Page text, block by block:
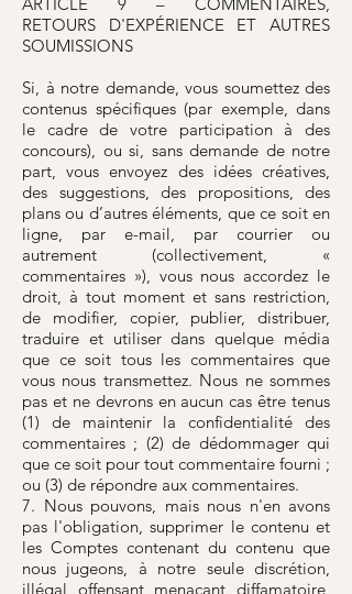
RETOURS D'EXPÉRIENCE ET AUTRES
SOUMISSIONS
Si, à notre demande, vous soumettez des
contenus spécifiques (par exemple, dans
le cadre de votre participation à des
concours), ou si, sans demande de notre
part, vous envoyez des idées créatives,
des suggestions, des propositions, des
plans ou d’autres éléments, que ce soit en
ligne, par e-mail, par courrier ou
autrement (collectivement, «
commentaires »), vous nous accordez le
droit, à tout moment et sans restriction,
de modifier, copier, publier, distribuer,
traduire et utiliser dans quelque média
que ce soit tous les commentaires que
vous nous transmettez. Nous ne sommes
pas et ne devrons en aucun cas être tenus
(1) de maintenir la confidentialité des
commentaires ; (2) de dédommager qui
que ce soit pour tout commentaire fourni ;
ou (3) de répondre aux commentaires.
7. Nous pouvons, mais nous n'en avons
pas l'obligation, supprimer le contenu et
les Comptes contenant du contenu que
nous jugeons, à notre seule discrétion,
illégal, offensant, menaçant, diffamatoire,